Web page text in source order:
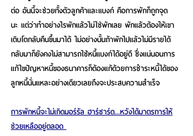
ต่อ อันนี้จะช่วยทั้งตัวลูกค้าและแบงก์ คือการพักก็ถูกจุด
นะ แต่ว่าทำอย่างไรพักแล้วไม่ใช่พักเลย พักแล้วต้องให้เขา
เติบโตกลับคืนขึ้นมาได้ ไม่อย่างนั้นถ้าพักไปแล้วไม่มีรายได้
กลับมาก็ยังคงไม่สามารถใช้หนี้แบงก์ได้อยู่ดี ซึ่งแน่นอนการ
แก้ไขปัญหาหนี้ของธนาคารก็ต้องแก้ด้วยการชำระหนี้ได้ของ
ลูกหนี้นั่นแหละอย่างเดียวเลยถึงจะประสบความสำเร็จ
การพักหนี้จะไม่เกิดมอร์รัล ฮาร์ซาร์ด...หวังได้มาตรการให้
ช่วยเหลืออยู่ตลอด